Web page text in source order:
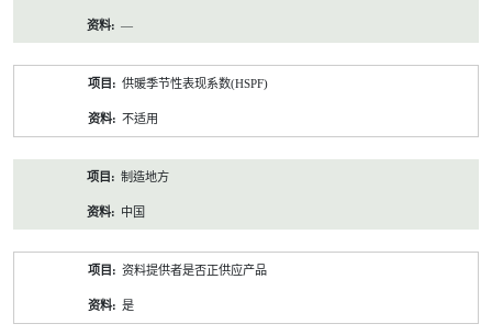
—
供暖季节性表现系数(HSPF)
不适用
制造地方
中国
资料提供者是否正供应产品
是